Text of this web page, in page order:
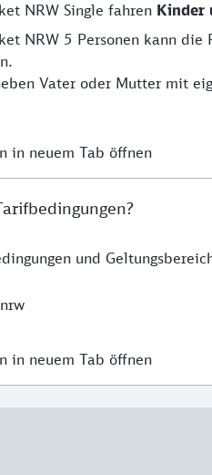
NRW Single fahren Kinder
NRW 5 Personen kann
Vater oder Mutter mit
in neuem Tab öffnen
und
in neuem Tab öffnen